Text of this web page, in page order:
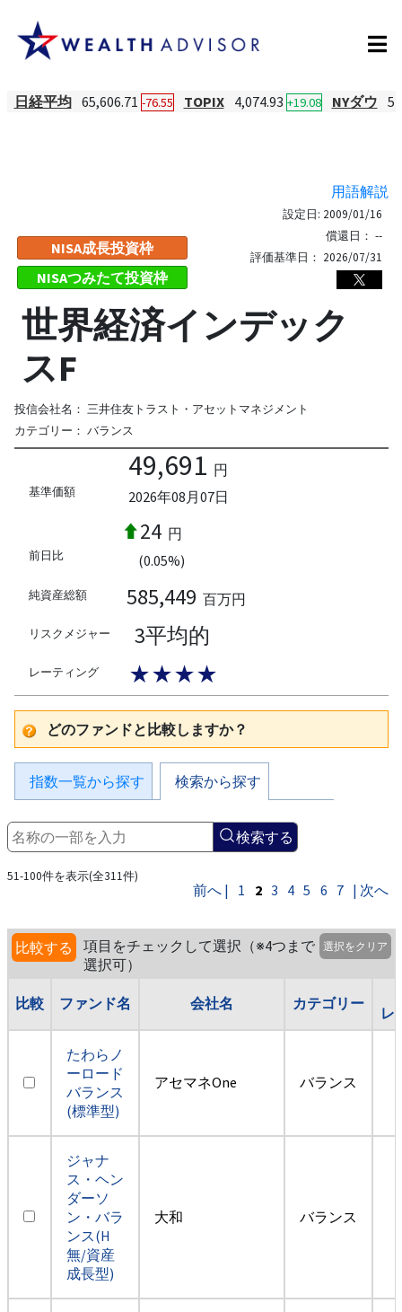
日経平均 65,606.71 -76.55 TOPIX 4,074.93 +19.08 NYダウ
用語解説
NISA成長投資枠
NISAつみたて投資枠
設定日: 2009/01/16
償還日： --
評価基準日： 2026/07/31
世界経済インデック
スF
投信会社名： 三井住友トラスト・アセットマネジメント
カテゴリー： バランス
基準価額
49,691 円
2026年08月07日
前日比
24 円
(0.05%)
純資産総額 585,449 百万円
リスクメジャー 3平均的
レーティング ★★★★
どのファンドと比較しますか？
指数一覧から探す 検索から探す
検索する
51-100件を表示(全311件)
前へ | 1 2 3 4 5 6 7 | 次へ
比較する
項目をチェックして選択（※4つまで
選択可）
選択をクリア
比較 ファンド名 会社名 カテゴリー
レ
たわらノ
ーロード
バランス
(標準型)
アセマネOne バランス
ジャナ
ス・ヘン
ダーソ
ン・バラ
ンス(H
無/資産
成長型)
大和 バランス